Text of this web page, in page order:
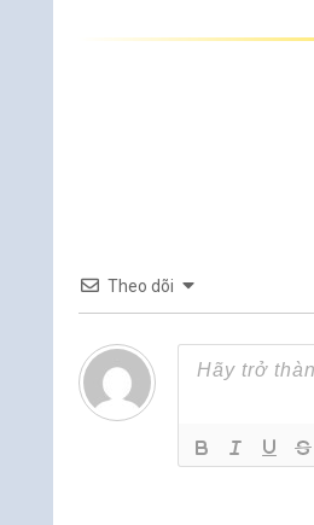
Theo dõi